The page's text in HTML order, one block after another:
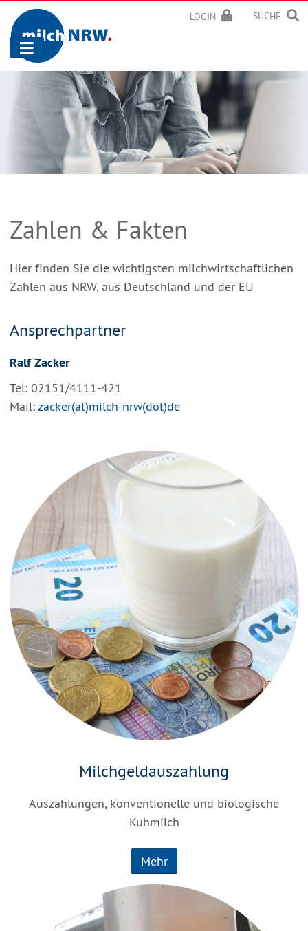
LOGIN SUCHE
Navigation
ein-/ausblenden
Zahlen & Fakten
Hier finden Sie die wichtigsten milchwirtschaftlichen
Zahlen aus NRW, aus Deutschland und der EU
Ansprechpartner
Ralf Zacker
Tel: 02151/4111-421
Mail:zacker(at)milch-nrw(dot)de
Milchgeldauszahlung
Auszahlungen, konventionelle und biologische
Kuhmilch
Mehr